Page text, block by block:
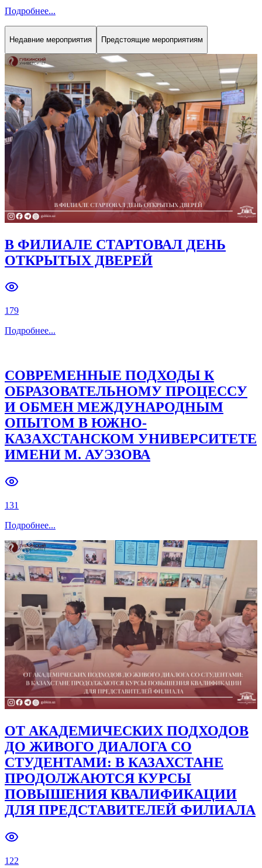
Подробнее...
Недавние мероприятия Предстоящие мероприятиям
В ФИЛИАЛЕ СТАРТОВАЛ ДЕНЬ
ОТКРЫТЫХ ДВЕРЕЙ
179
Подробнее...
СОВРЕМЕННЫЕ ПОДХОДЫ К
ОБРАЗОВАТЕЛЬНОМУ ПРОЦЕССУ
И ОБМЕН МЕЖДУНАРОДНЫМ
ОПЫТОМ В ЮЖНО-
КАЗАХСТАНСКОМ УНИВЕРСИТЕТЕ
ИМЕНИ М. АУЭЗОВА
131
Подробнее...